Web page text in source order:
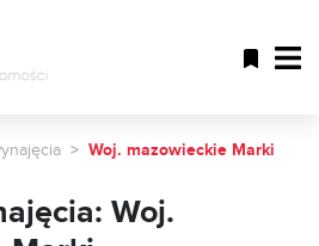
Woj. mazowieckie Marki
Woj.